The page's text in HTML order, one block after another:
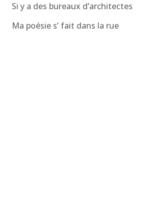
Si y a des bureaux d’architectes
Ma poésie s’ fait dans la rue